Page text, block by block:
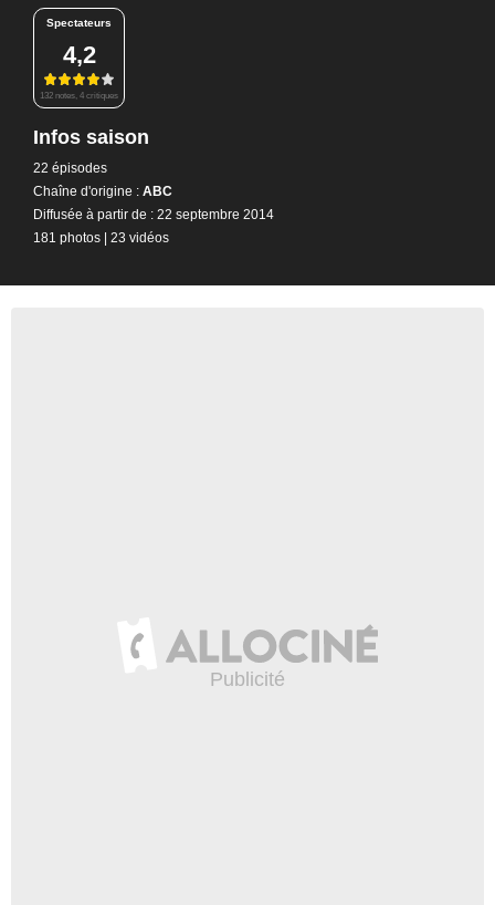
Spectateurs
4,2
132 notes, 4 critiques
Infos saison
22 épisodes
Chaîne d'origine : ABC
Diffusée à partir de : 22 septembre 2014
181 photos | 23 vidéos